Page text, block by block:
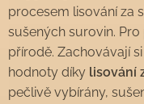
procesem lisování za
sušených surovin.
přírodě. Zachovávají
hodnoty díky lisování
pečlivě vybírány,